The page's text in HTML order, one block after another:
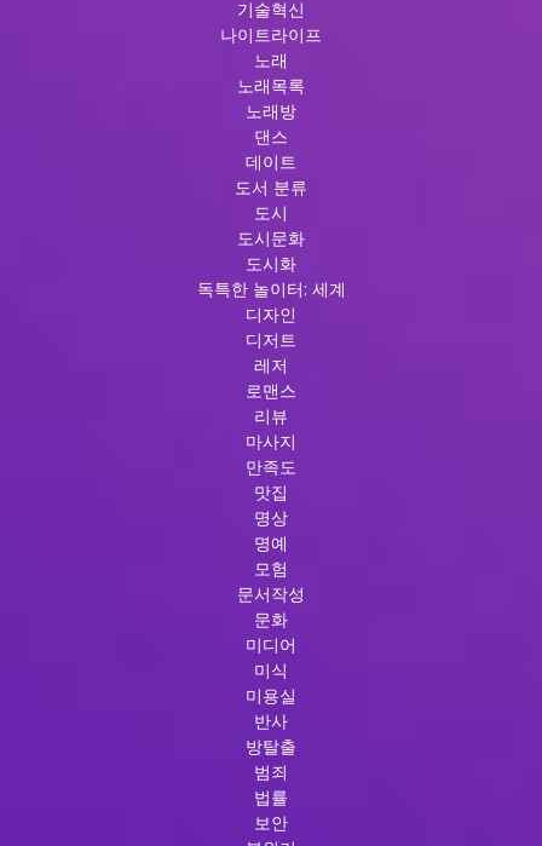
기술혁신
나이트라이프
노래
노래목록
노래방
댄스
데이트
도서 분류
도시
도시문화
도시화
독특한 놀이터: 세계
디자인
디저트
레저
로맨스
리뷰
마사지
만족도
맛집
명상
명예
모험
문서작성
문화
미디어
미식
미용실
반사
방탈출
범죄
법률
보안